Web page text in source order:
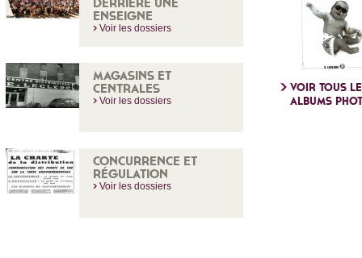
ENSEIGNE
Voir les dossiers
MAGASINS ET
CENTRALES
Voir les dossiers
CONCURRENCE ET
RÉGULATION
Voir les dossiers
VOIR TOUS
ALBUMS